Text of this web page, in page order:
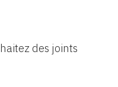
des joints